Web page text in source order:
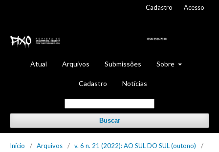
Atual Arquivos Submissões Sobre
Cadastro Notícias
Buscar
Cadastro Acesso
Início / Arquivos / v. 6 n. 21 (2022): AO SUL DO SUL (outono)
/